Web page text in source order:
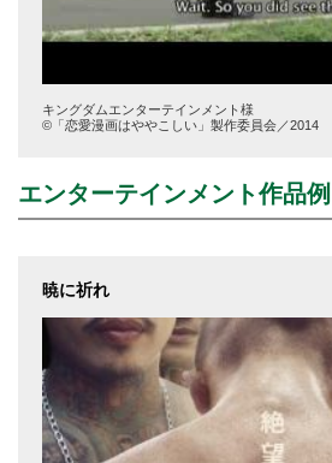
キングダムエンターテインメント様
©「恋愛漫画はややこしい」製作委員会／2014
エンターテインメント作品例
暁に祈れ